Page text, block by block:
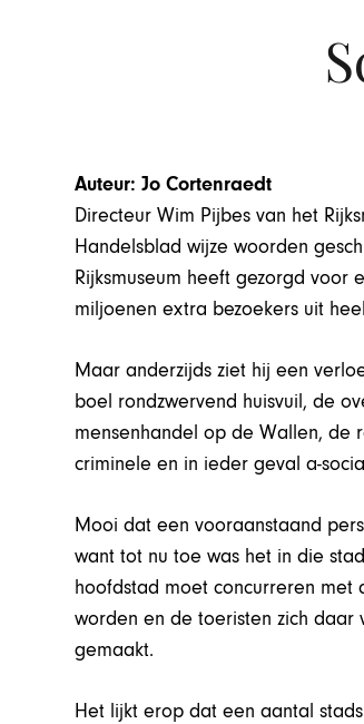
Auteur: Jo Cortenraedt
Directeur Wim Pijbes van het
Handelsblad wijze woorden
Rijksmuseum heeft gezorgd
miljoenen extra bezoekers uit
Maar anderzijds ziet hij een
boel rondzwervend huisvuil, de
mensenhandel op de Wallen, de
criminele en in ieder geval a-
Mooi dat een vooraanstaand
want tot nu toe was het in die
hoofdstad moet concurreren
worden en de toeristen zich
gemaakt.
Het lijkt erop dat een aantal